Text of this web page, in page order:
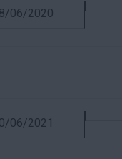
06/2020
06/2021